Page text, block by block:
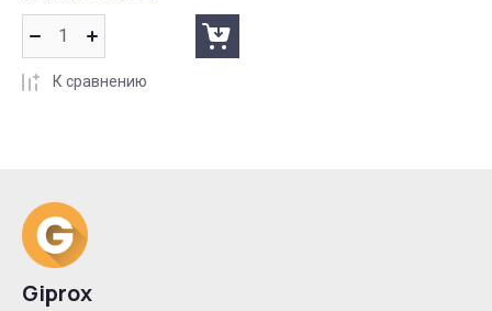
К сравнению
Giprox